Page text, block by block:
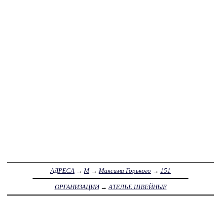
АДРЕСА → М→ Максима Горького → 151
ОРГАНИЗАЦИИ→ АТЕЛЬЕ ШВЕЙНЫЕ